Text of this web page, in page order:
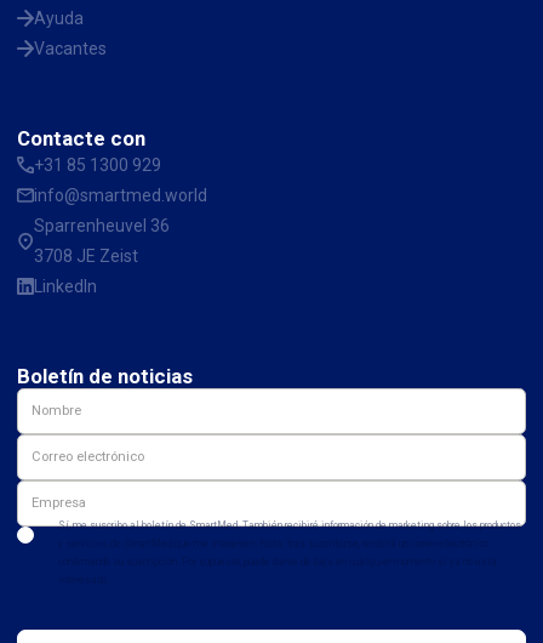
Ayuda
Vacantes
Contacte con
+31 85 1300 929
info@smartmed.world
Sparrenheuvel 36
3708 JE Zeist
LinkedIn
Boletín de noticias
Sí, me suscribo al boletín de SmartMed. También recibiré información de marketing sobre los productos